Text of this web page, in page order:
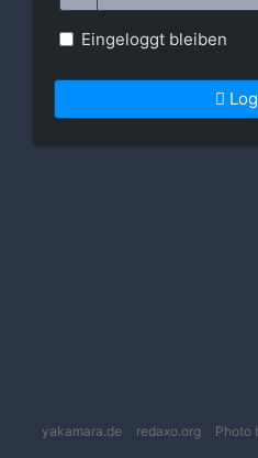
Eingeloggt bleiben
yakamara.de redaxo.org Photo